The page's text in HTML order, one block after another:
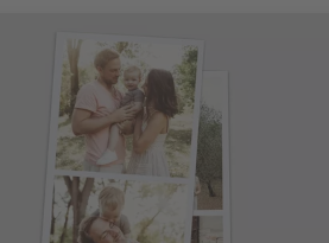
Zistiť viac